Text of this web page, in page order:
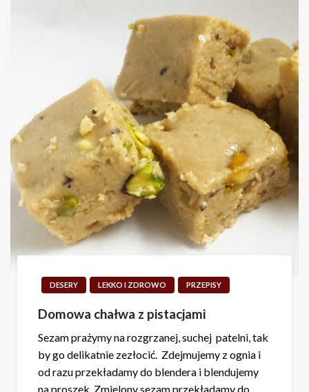
DESERY LEKKO I ZDROWO PRZEPISY
Domowa chałwa z pistacjami
Sezam prażymy na rozgrzanej, suchej patelni, tak
by go delikatnie zezłocić. Zdejmujemy z ognia i
od razu przekładamy do blendera i blendujemy
na proszek. Zmielony sezam przekładamy do